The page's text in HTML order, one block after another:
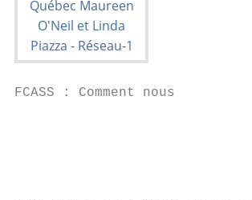
FCASS : Comment nous